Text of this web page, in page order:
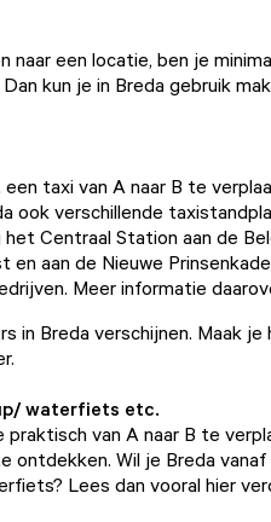
naar een locatie, ben je
kun je in Breda gebruik
taxi van A naar B te
ook verschillende
Centraal Station aan de
en aan de Nieuwe
Meer informatie
in Breda verschijnen. Maak je
waterfiets etc.
van A naar B te
ontdekken. Wil je Breda
Lees dan vooral hier